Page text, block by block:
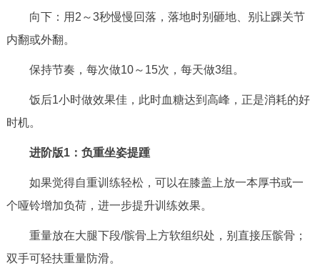
向下：用2～3秒慢慢回落，落地时别砸地、别让踝关节
内翻或外翻。
保持节奏，每次做10～15次，每天做3组。
饭后1小时做效果佳，此时血糖达到高峰，正是消耗的好
时机。
进阶版1：负重坐姿提踵
如果觉得自重训练轻松，可以在膝盖上放一本厚书或一
个哑铃增加负荷，进一步提升训练效果。
重量放在大腿下段/髌骨上方软组织处，别直接压髌骨；
双手可轻扶重量防滑。